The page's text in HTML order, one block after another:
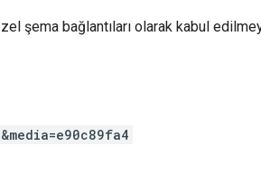
şema bağlantıları olarak kabul